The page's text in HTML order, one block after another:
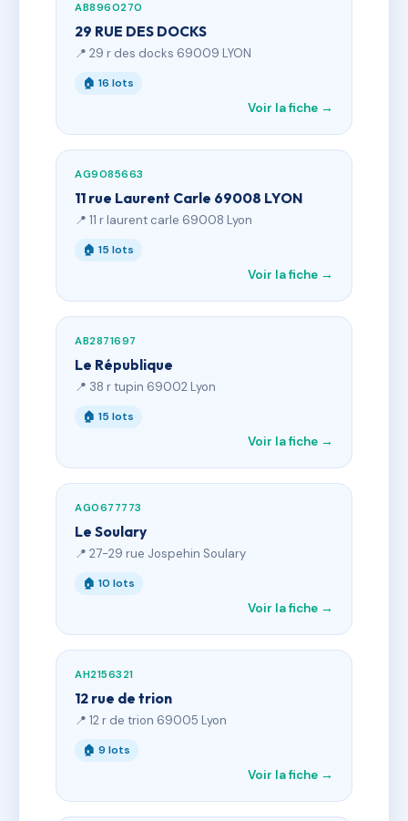
AB8960270
29 RUE DES DOCKS
📍 29 r des docks 69009 LYON
🏠 16 lots
Voir la fiche →
AG9085663
11 rue Laurent Carle 69008 LYON
📍 11 r laurent carle 69008 Lyon
🏠 15 lots
Voir la fiche →
AB2871697
Le République
📍 38 r tupin 69002 Lyon
🏠 15 lots
Voir la fiche →
AG0677773
Le Soulary
📍 27-29 rue Jospehin Soulary
🏠 10 lots
Voir la fiche →
AH2156321
12 rue de trion
📍 12 r de trion 69005 Lyon
🏠 9 lots
Voir la fiche →